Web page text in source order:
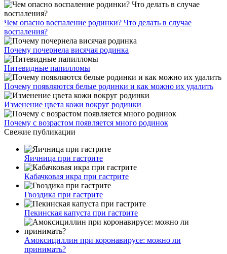
Чем опасно воспаление родинки? Что делать в случае
воспаления?
Почему почернела висячая родинка
Нитевидные папилломы
Почему появляются белые родинки и как можно их удалить
Изменение цвета кожи вокруг родинки
Почему с возрастом появляется много родинок
Свежие публикации
Яичница при гастрите
Кабачковая икра при гастрите
Гвоздика при гастрите
Пекинская капуста при гастрите
Амоксициллин при коронавирусе: можно ли
принимать?